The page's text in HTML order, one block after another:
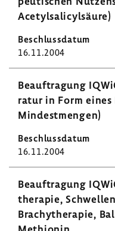
Acetyl­sa­li­cyl­säure)
16.11.2004
Beauf­tra­gung
ratur in Form
Mindest­mengen)
16.11.2004
Beauf­tra­gung
the­rapie,
Brachy­the­rapie,